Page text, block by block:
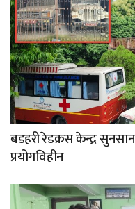
बडहरी रेडक्रस केन्द्र
प्रयोगविहीन